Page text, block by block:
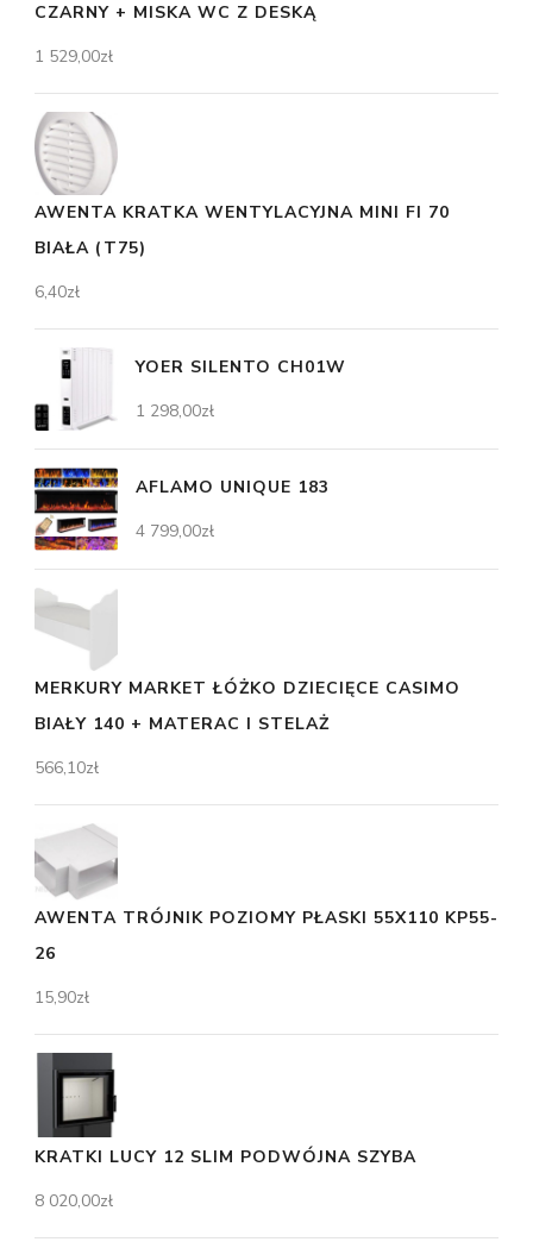
CZARNY + MISKA WC Z DESKĄ
1 529,00zł
AWENTA KRATKA WENTYLACYJNA MINI FI 70
BIAŁA (T75)
6,40zł
YOER SILENTO CH01W
1 298,00zł
AFLAMO UNIQUE 183
4 799,00zł
MERKURY MARKET ŁÓŻKO DZIECIĘCE CASIMO
BIAŁY 140 + MATERAC I STELAŻ
566,10zł
AWENTA TRÓJNIK POZIOMY PŁASKI 55X110 KP55-
26
15,90zł
KRATKI LUCY 12 SLIM PODWÓJNA SZYBA
8 020,00zł